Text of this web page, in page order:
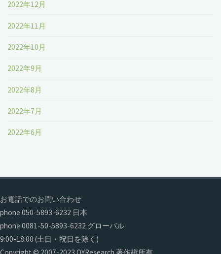
2022年12月
2022年11月
2022年10月
2022年9月
2022年8月
2022年7月
2022年6月
お電話でのお問い合わせ
phone 050-5893-6232 日本
phone 0081-50-5893-6232 グローバル
9:00-18:00 (土日・祝日を除く)
Copyright © 2007-2023 QYResearch 著作権所有